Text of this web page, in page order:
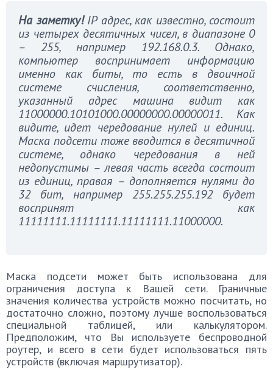
На заметку!IP адрес, как известно, состоит
из четырех десятичных чисел, в диапазоне 0
– 255, например 192.168.0.3. Однако,
компьютер воспринимает информацию
именно как биты, то есть в двоичной
системе счисления, соответственно,
указанный адрес машина видит как
11000000.10101000.00000000.00000011. Как
видите, идет чередование нулей и единиц.
Маска подсети тоже вводится в десятичной
системе, однако чередования в ней
недопустимы – левая часть всегда состоит
из единиц, правая – дополняется нулями до
32 бит, например 255.255.255.192 будет
воспринят как
11111111.11111111.11111111.11000000.
Маска подсети может быть использована для
ограничения доступа к Вашей сети. Граничные
значения количества устройств можно посчитать, но
достаточно сложно, поэтому лучше воспользоваться
специальной таблицей, или калькулятором.
Предположим, что Вы используете беспроводной
роутер, и всего в сети будет использоваться пять
устройств (включая маршрутизатор).